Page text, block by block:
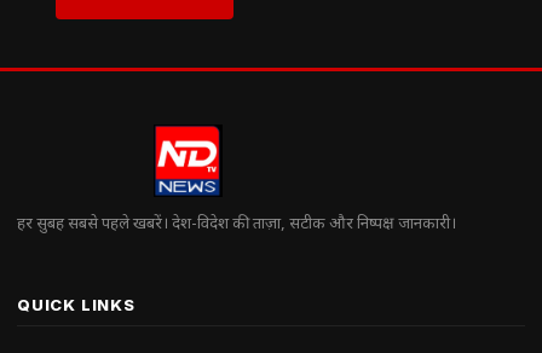
हर सुबह सबसे पहले खबरें। देश-विदेश की ताज़ा, सटीक और निष्पक्ष जानकारी।
QUICK LINKS